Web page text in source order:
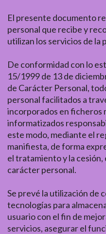
El presente documento
personal que recibe y
utilizan los servicios de la
De conformidad con lo
15/1999 de 13 de
de Carácter Personal,
personal facilitados a
incorporados en ficheros
informatizados
este modo, mediante el
manifiesta, de forma
el tratamiento y la cesión,
carácter personal.
Se prevé la utilización de
tecnologías para
usuario con el fin de
servicios, asegurar el